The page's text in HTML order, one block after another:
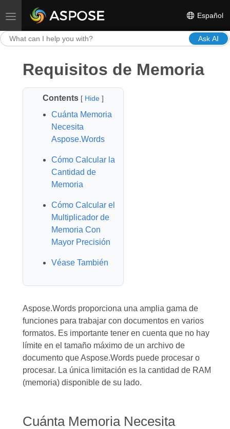
Toggle navigation Español
Ask AI
Requisitos de Memoria
Contents [ Hide]
Cuánta Memoria
Necesita
Aspose.Words
Cómo Calcular la
Cantidad de
Memoria
Cómo Calcular el
Multiplicador de
Memoria Con
Mayor Precisión
Véase También
Aspose.Words proporciona una amplia gama de
funciones para trabajar con documentos en varios
formatos. Es importante tener en cuenta que no hay
límite en el tamaño máximo de un archivo de
documento que Aspose.Words puede procesar o
procesar. La única limitación es la cantidad de RAM
(memoria) disponible de su lado.
Cuánta Memoria Necesita